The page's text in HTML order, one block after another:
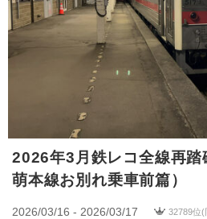
2026年3月鉄レコ全線再踏
萌本線お別れ乗車前篇）
2026/03/16 - 2026/03/17 32789位(